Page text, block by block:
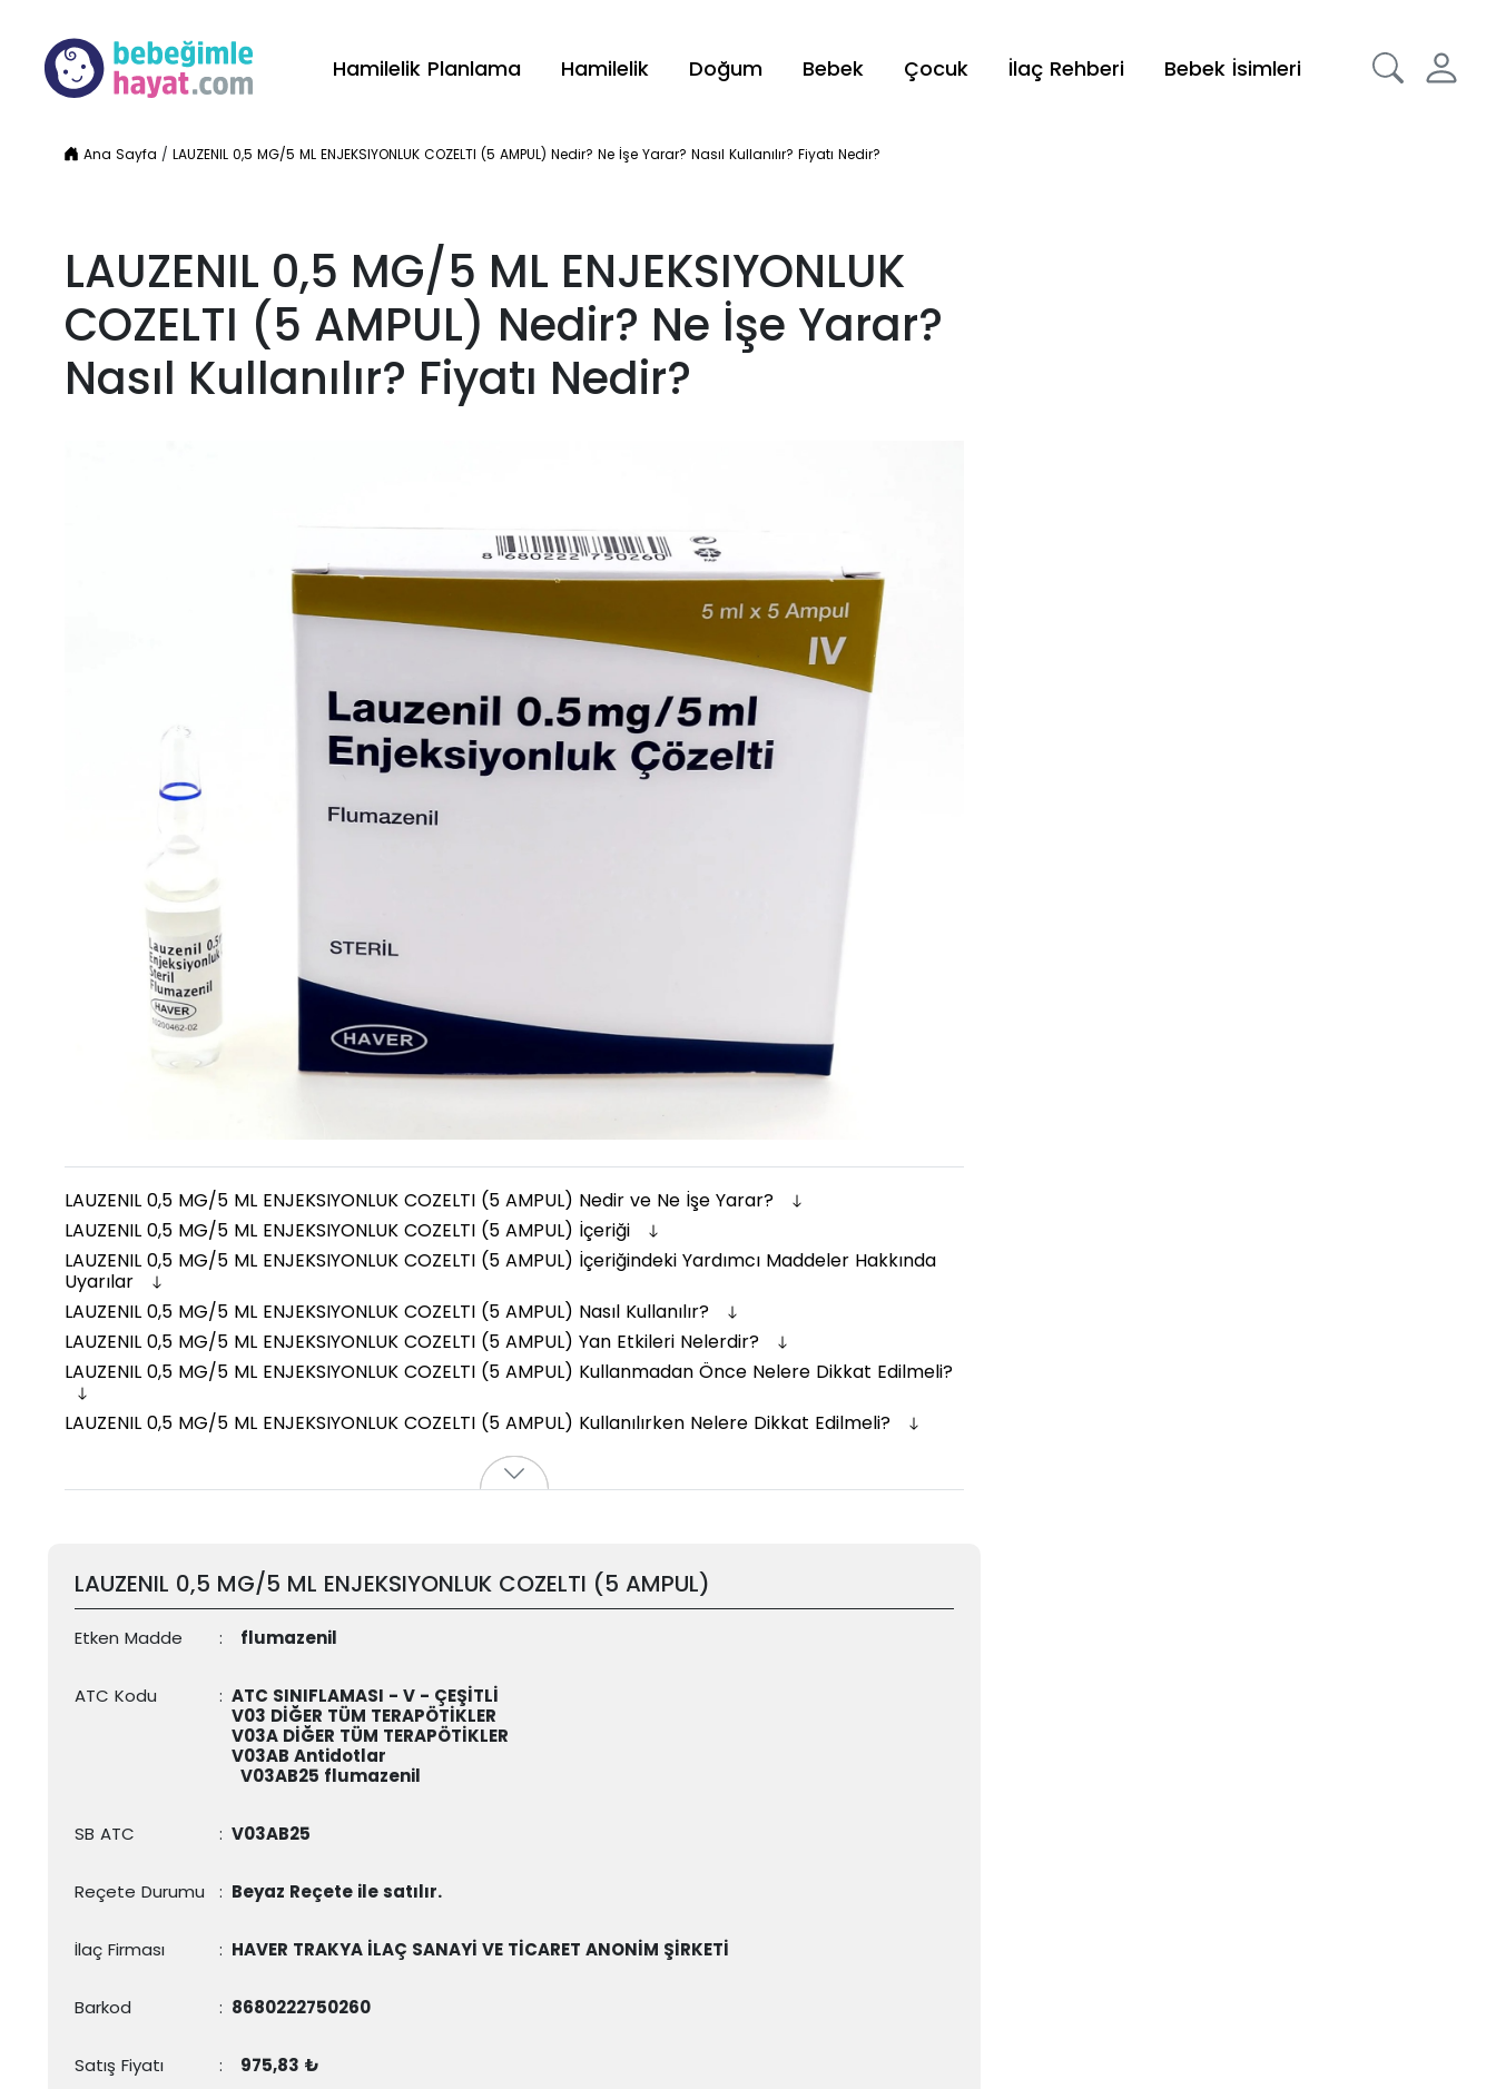
Hamilelik Planlama Hamilelik Doğum Bebek Çocuk İlaç Rehberi Bebek İsimleri
Ana Sayfa /LAUZENIL 0,5 MG/5 ML ENJEKSIYONLUK COZELTI (5 AMPUL) Nedir? Ne İşe Yarar? Nasıl Kullanılır? Fiyatı Nedir?
LAUZENIL 0,5 MG/5 ML ENJEKSIYONLUK
COZELTI (5 AMPUL) Nedir? Ne İşe Yarar?
Nasıl Kullanılır? Fiyatı Nedir?
LAUZENIL 0,5 MG/5 ML ENJEKSIYONLUK COZELTI (5 AMPUL) Nedir ve Ne İşe Yarar?
LAUZENIL 0,5 MG/5 ML ENJEKSIYONLUK COZELTI (5 AMPUL) İçeriği
LAUZENIL 0,5 MG/5 ML ENJEKSIYONLUK COZELTI (5 AMPUL) İçeriğindeki Yardımcı Maddeler Hakkında
Uyarılar
LAUZENIL 0,5 MG/5 ML ENJEKSIYONLUK COZELTI (5 AMPUL) Nasıl Kullanılır?
LAUZENIL 0,5 MG/5 ML ENJEKSIYONLUK COZELTI (5 AMPUL) Yan Etkileri Nelerdir?
LAUZENIL 0,5 MG/5 ML ENJEKSIYONLUK COZELTI (5 AMPUL) Kullanmadan Önce Nelere Dikkat Edilmeli?
LAUZENIL 0,5 MG/5 ML ENJEKSIYONLUK COZELTI (5 AMPUL) Kullanılırken Nelere Dikkat Edilmeli?
LAUZENIL 0,5 MG/5 ML ENJEKSIYONLUK COZELTI (5 AMPUL)
Etken Madde : flumazenil
ATC Kodu : ATC SINIFLAMASI - V - ÇEŞİTLİ
V03 DİĞER TÜM TERAPÖTİKLER
V03A DİĞER TÜM TERAPÖTİKLER
V03AB Antidotlar
V03AB25 flumazenil
SB ATC : V03AB25
Reçete Durumu : Beyaz Reçete ile satılır.
İlaç Firması : HAVER TRAKYA İLAÇ SANAYİ VE TİCARET ANONİM ŞİRKETİ
Barkod : 8680222750260
Satış Fiyatı : 975,83 ₺